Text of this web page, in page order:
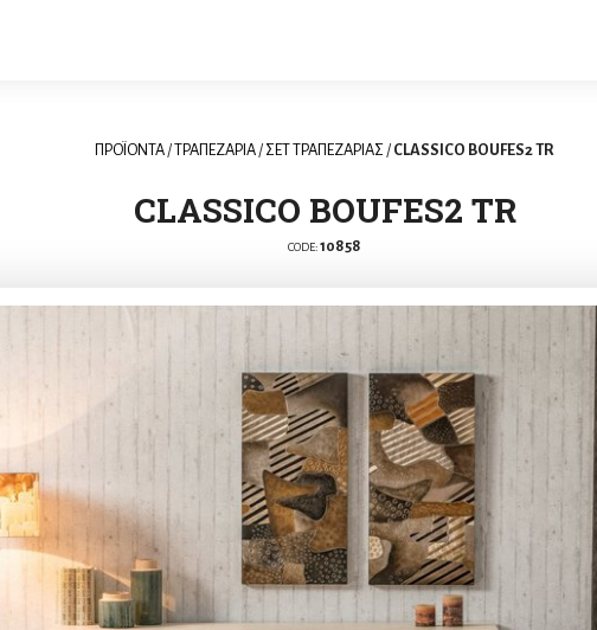
ΠΡΟΪΟΝΤΑ /ΤΡΑΠΕΖΑΡΙΑ / ΣΕΤ ΤΡΑΠΕΖΑΡΙΑΣ / CLASSICO BOUFES2 TR
CLASSICO BOUFES2 TR
CODE:10858